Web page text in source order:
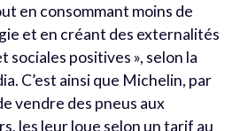
en consommant moins de
et en créant des externalités
positives », selon la
C’est ainsi que Michelin, par
vendre des pneus aux
les leur loue selon un tarif au